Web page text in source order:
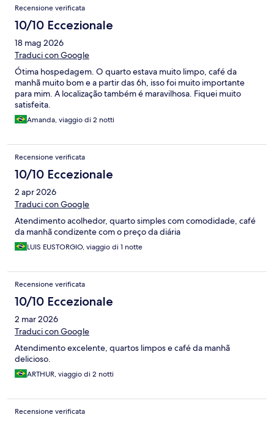
Recensione verificata
10/10 Eccezionale
18 mag 2026
Traduci con Google
Ótima hospedagem. O quarto estava muito limpo, café da
manhã muito bom e a partir das 6h, isso foi muito importante
para mim. A localização também é maravilhosa. Fiquei muito
satisfeita.
Amanda, viaggio di 2 notti
Recensione verificata
10/10 Eccezionale
2 apr 2026
Traduci con Google
Atendimento acolhedor, quarto simples com comodidade, café
da manhã condizente com o preço da diária
LUIS EUSTORGIO, viaggio di 1 notte
Recensione verificata
10/10 Eccezionale
2 mar 2026
Traduci con Google
Atendimento excelente, quartos limpos e café da manhã
delicioso.
ARTHUR, viaggio di 2 notti
Recensione verificata